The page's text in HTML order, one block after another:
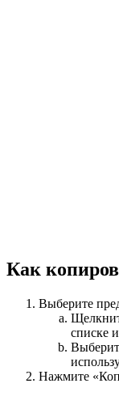
Как
Выберите
списке
Нажмите